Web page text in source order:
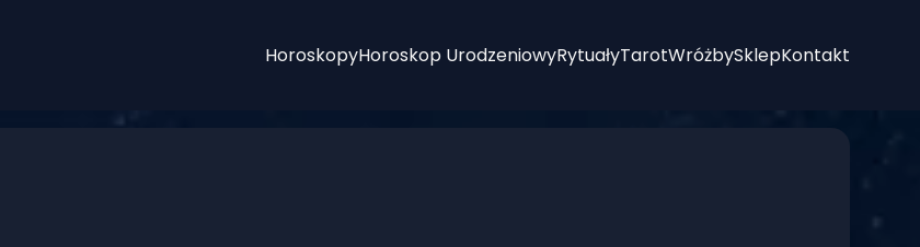
HoroskopyHoroskop UrodzeniowyRytuałyTarotWróżbySklepKontakt